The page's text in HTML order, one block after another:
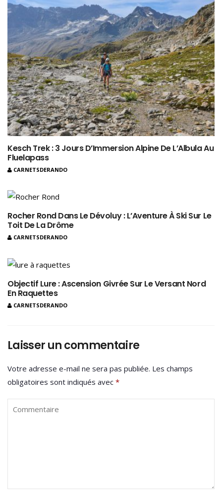
Kesch Trek : 3 Jours D’Immersion Alpine De L’Albula Au
Fluelapass
CARNETSDERANDO
Rocher Rond Dans Le Dévoluy : L’Aventure À Ski Sur Le
Toit De La Drôme
CARNETSDERANDO
Objectif Lure : Ascension Givrée Sur Le Versant Nord
En Raquettes
CARNETSDERANDO
Laisser un commentaire
Votre adresse e-mail ne sera pas publiée. Les champs
obligatoires sont indiqués avec *